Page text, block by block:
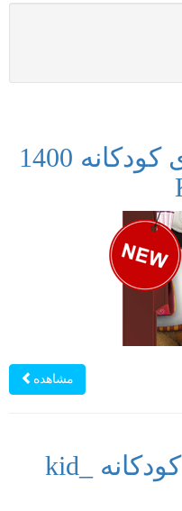
مجموعه کاراکتر های کودکانه 1400
مشاهده
کاراکتر های فانتزی کودکانه _kid